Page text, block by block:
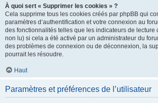
À quoi sert « Supprimer les cookies » ?
Cela supprime tous les cookies créés par phpBB qui
paramètres d’authentification et votre connexion au
des fonctionnalités telles que les indicateurs de lecture
non lu) si cela a été activé par un administrateur du
des problèmes de connexion ou de déconnexion, la
pourrait les résoudre.
Haut
Paramètres et préférences de l’utilisateur